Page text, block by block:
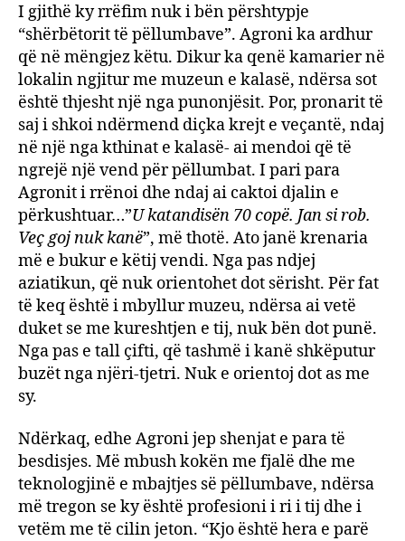
I gjithë ky rrëfim nuk i bën përshtypje
“shërbëtorit të pëllumbave”. Agroni ka ardhur
që në mëngjez këtu. Dikur ka qenë kamarier në
lokalin ngjitur me muzeun e kalasë, ndërsa sot
është thjesht një nga punonjësit. Por, pronarit të
saj i shkoi ndërmend diçka krejt e veçantë, ndaj
në një nga kthinat e kalasë- ai mendoi që të
ngrejë një vend për pëllumbat. I pari para
Agronit i rrënoi dhe ndaj ai caktoi djalin e
përkushtuar…”U katandisën 70 copë. Jan si rob.
Veç goj nuk kanë”, më thotë. Ato janë krenaria
më e bukur e këtij vendi. Nga pas ndjej
aziatikun, që nuk orientohet dot sërisht. Për fat
të keq është i mbyllur muzeu, ndërsa ai vetë
duket se me kureshtjen e tij, nuk bën dot punë.
Nga pas e tall çifti, që tashmë i kanë shkëputur
buzët nga njëri-tjetri. Nuk e orientoj dot as me
sy.
Ndërkaq, edhe Agroni jep shenjat e para të
besdisjes. Më mbush kokën me fjalë dhe me
teknologjinë e mbajtjes së pëllumbave, ndërsa
më tregon se ky është profesioni i ri i tij dhe i
vetëm me të cilin jeton. “Kjo është hera e parë